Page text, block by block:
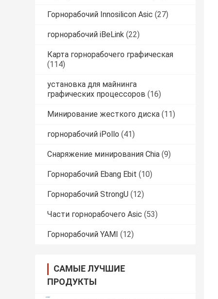
Горнорабочий Innosilicon Asic (27)
горнорабочий iBeLink (22)
Карта горнорабочего графическая
(114)
установка для майнинга
графических процессоров (16)
Минирование жесткого диска (11)
горнорабочий iPollo (41)
Снаряжение минирования Chia (9)
Горнорабочий Ebang Ebit (10)
Горнорабочий StrongU (12)
Части горнорабочего Asic (53)
Горнорабочий YAMI (12)
САМЫЕ ЛУЧШИЕ
ПРОДУКТЫ